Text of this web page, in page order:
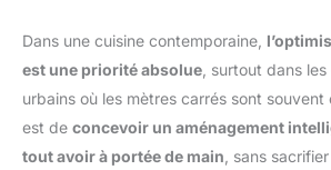
Dans une cuisine contemporaine,
est une priorité absolue , surtout dans
urbains où les mètres carrés sont souvent
est de concevoir un aménagement
tout avoir à portée de main , sans